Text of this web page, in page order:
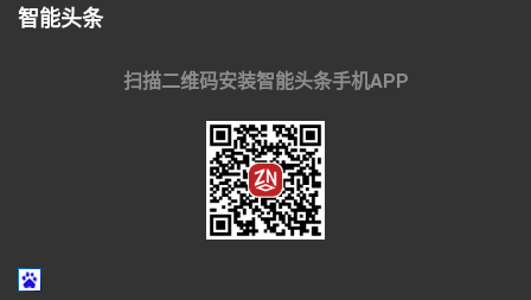
智能头条
扫描二维码安装智能头条手机APP